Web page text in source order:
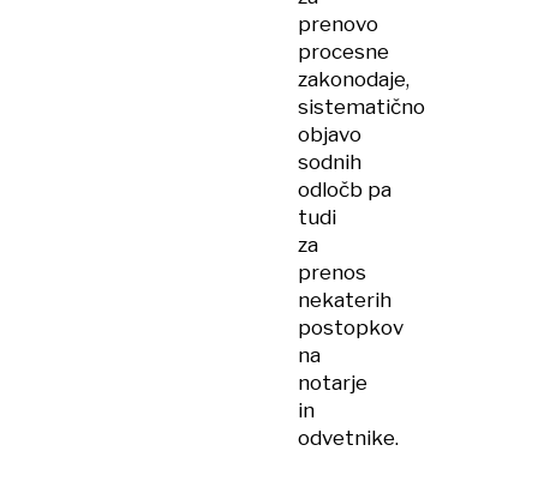
prenovo
procesne
zakonodaje,
sistematično
objavo
sodnih
odločb pa
tudi
za
prenos
nekaterih
postopkov
na
notarje
in
odvetnike.